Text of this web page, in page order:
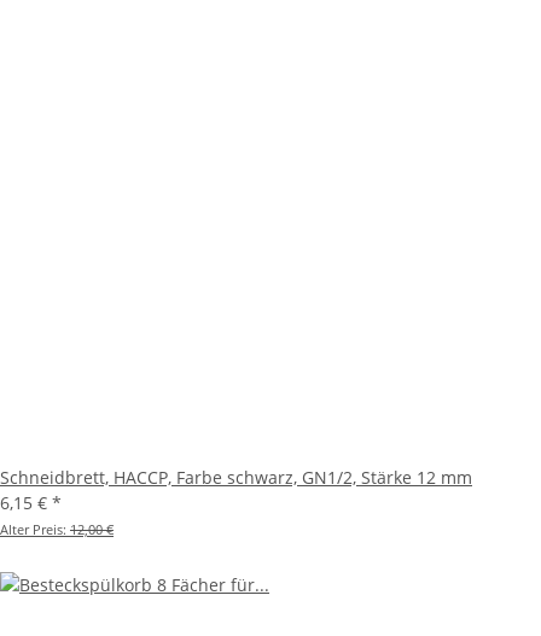
Schneidbrett, HACCP, Farbe schwarz, GN1/2, Stärke 12 mm
6,15 € *
Alter Preis: 12,00 €